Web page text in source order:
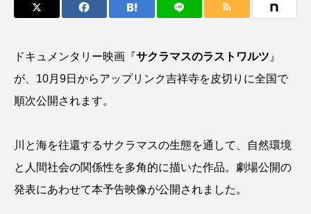
キーワードから探す
おばま水族館 かんぱち わたしと水族館
アカムツ アカメ アクアリウム
ドキュメンタリー映画『サクラマスのラストワルツ 』
が、10月9日からアップリンク吉祥寺を皮切りに全国で
順次公開されます。
川と海を往還するサクラマスの生態を通して、自然環境
と人間社会の関係性を多角的に描いた作品。劇場公開の
発表にあわせて本予告映像が公開されました。